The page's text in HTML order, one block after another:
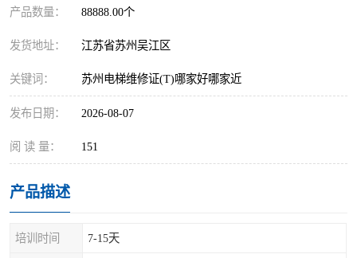
产品数量： 88888.00个
发货地址： 江苏省苏州吴江区
关键词： 苏州电梯维修证(T)哪家好哪家近
发布日期： 2026-08-07
阅 读 量： 151
产品描述
培训时间 7-15天